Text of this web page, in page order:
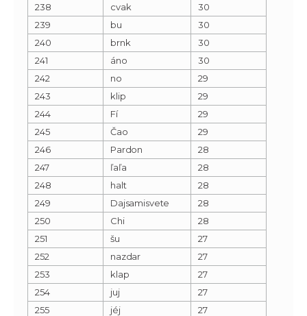
238
cvak
30
239
bu
30
240
brnk
30
241
áno
30
242
no
29
243
klip
29
244
Fí
29
245
Čao
29
246
Pardon
28
247
ľaľa
28
248
halt
28
249
Dajsamisvete
28
250
Chi
28
251
šu
27
252
nazdar
27
253
klap
27
254
juj
27
255
jéj
27